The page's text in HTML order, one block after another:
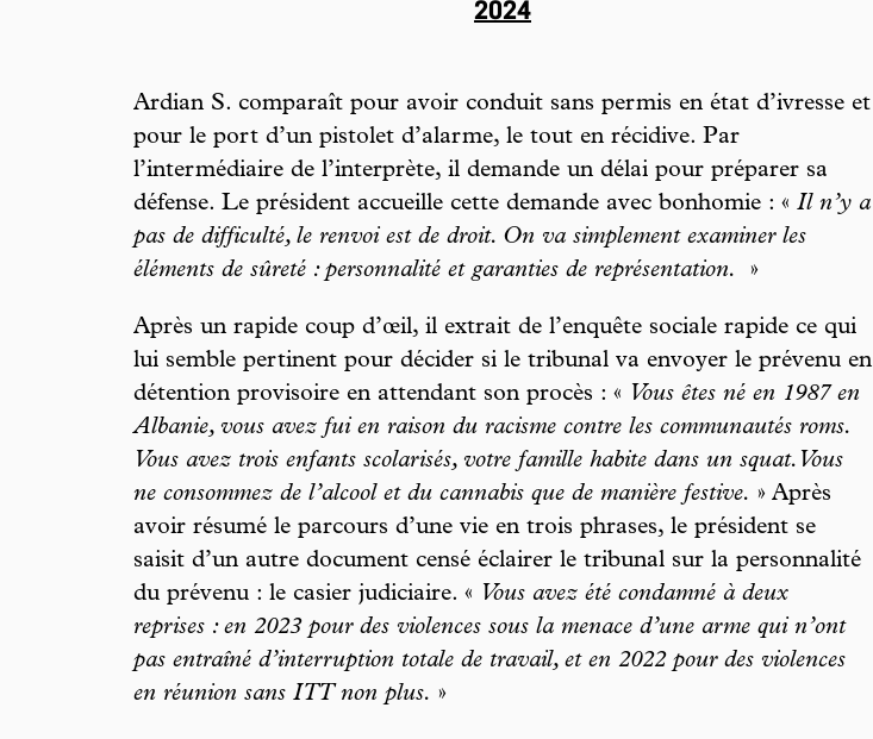
2024
Ardian S. comparaît pour avoir conduit sans permis en état d’ivresse et
pour le port d’un pistolet d’alarme, le tout en récidive. Par
l’intermédiaire de l’interprète, il demande un délai pour préparer sa
défense. Le président accueille cette demande avec bonhomie : « Il n’y a
pas de difficulté, le renvoi est de droit. On va simplement examiner les
éléments de sûreté : personnalité et garanties de représentation.
»
Après un rapide coup d’œil, il extrait de l’enquête sociale rapide ce qui
lui semble pertinent pour décider si le tribunal va envoyer le prévenu en
détention provisoire en attendant son procès : « Vous êtes né en 1987 en
Albanie, vous avez fui en raison du racisme contre les communautés roms.
Vous avez trois enfants scolarisés, votre famille habite dans un squat. Vous
ne consommez de l’alcool et du cannabis que de manière festive. » Après
avoir résumé le parcours d’une vie en trois phrases, le président se
saisit d’un autre document censé éclairer le tribunal sur la personnalité
du prévenu : le casier judiciaire. « Vous avez été condamné à deux
reprises : en 2023 pour des violences sous la menace d’une arme qui n’ont
pas entraîné d’interruption totale de travail, et en 2022 pour des violences
en réunion sans ITT non plus. »